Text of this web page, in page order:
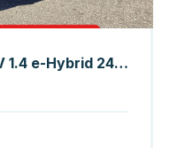
CUPRA Formentor SUV 1.4 e-Hybrid 245 pk VZ Performance Copper Edition Leder/ Elek.klep/ Elek.Trekhaak/ Memory/ Standkachel/ Stoelverw./ Adapt.Cruise